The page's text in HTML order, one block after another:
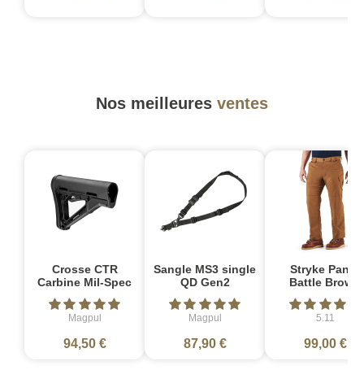
Nos meilleures ventes
Crosse CTR
Carbine Mil-Spec
Magpul
94,50 €
Sangle MS3 single
QD Gen2
Magpul
87,90 €
Stryke Pant -
Battle Brown
5.11
99,00 €